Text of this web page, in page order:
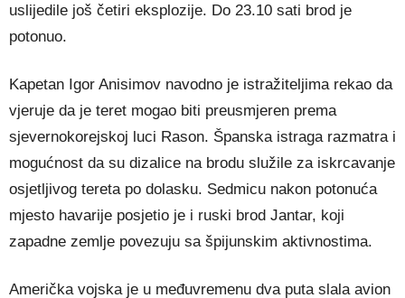
uslijedile još četiri eksplozije. Do 23.10 sati brod je
potonuo.
Kapetan Igor Anisimov navodno je istražiteljima rekao da
vjeruje da je teret mogao biti preusmjeren prema
sjevernokorejskoj luci Rason. Španska istraga razmatra i
mogućnost da su dizalice na brodu služile za iskrcavanje
osjetljivog tereta po dolasku. Sedmicu nakon potonuća
mjesto havarije posjetio je i ruski brod Jantar, koji
zapadne zemlje povezuju sa špijunskim aktivnostima.
Američka vojska je u međuvremenu dva puta slala avion